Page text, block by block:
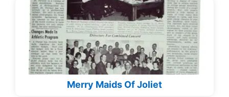
Merry Maids Of Joliet